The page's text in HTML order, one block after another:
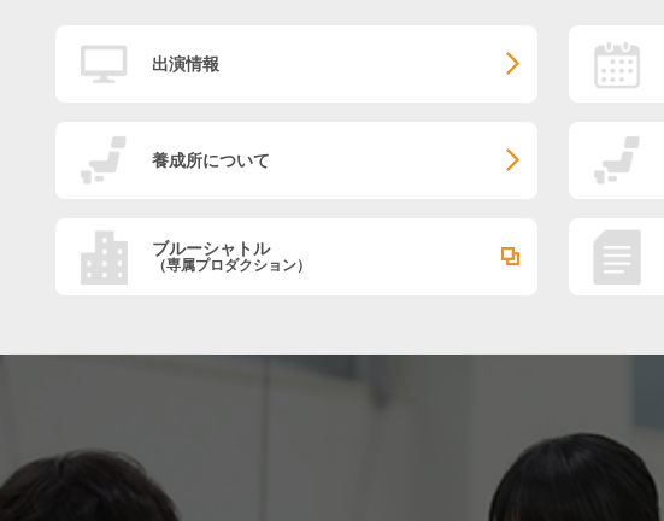
出演情報
養成所について
ブルーシャトル
（専属プロダクション）